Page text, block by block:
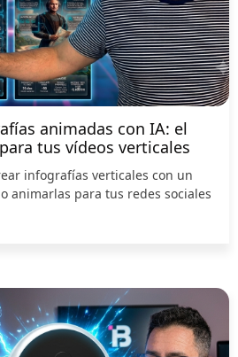
animadas con IA: el
tus vídeos verticales
infografías verticales con un
animarlas para tus redes sociales